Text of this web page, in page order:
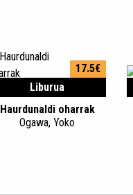
Liburua
17.5€
Haurdunaldi oharrak
Ogawa, Yoko